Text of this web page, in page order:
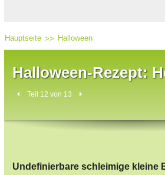
Hauptseite Halloween
Halloween-Rezept:
Teil 12 von 13
Undefinierbare schleimige kleine